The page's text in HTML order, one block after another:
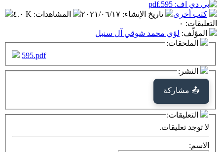
تاريخ الإنشاء:٢٠٢١/٠٦/١٧ المشاهدات:٤.٠ K
محمد شوقي آل سنبل